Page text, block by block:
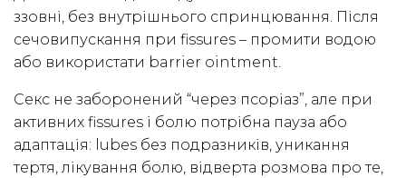
ззовні, без внутрішнього спринцювання. Після
сечовипускання при fissures – промити водою
або використати barrier ointment.
Секс не заборонений “через псоріаз”, але при
активних fissures і болю потрібна пауза або
адаптація: lubes без подразників, уникання
тертя, лікування болю, відверта розмова про те,